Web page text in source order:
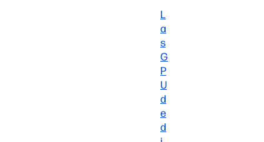
L
a
s
G
P
U
d
e
d